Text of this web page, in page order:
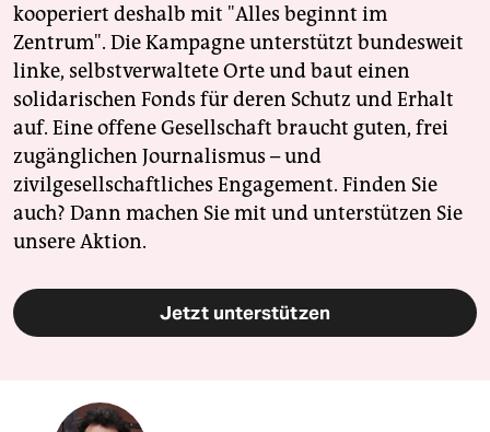
kooperiert deshalb mit "Alles beginnt im
Zentrum". Die Kampagne unterstützt bundesweit
linke, selbstverwaltete Orte und baut einen
solidarischen Fonds für deren Schutz und Erhalt
auf. Eine offene Gesellschaft braucht guten, frei
zugänglichen Journalismus – und
zivilgesellschaftliches Engagement. Finden Sie
auch? Dann machen Sie mit und unterstützen Sie
unsere Aktion.
Jetzt unterstützen